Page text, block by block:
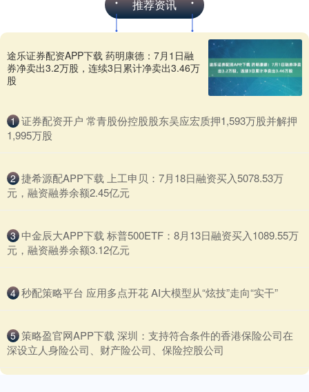
推荐资讯
途乐证券配资APP下载 药明康德：7月1日融
券净卖出3.2万股，连续3日累计净卖出3.46万
股
1 ​证券配资开户 常青股份控股股东吴应宏质押1,593万股并解押
1,995万股
2 ​捷希源配APP下载 上工申贝：7月18日融资买入5078.53万
元，融资融券余额2.45亿元
3 ​中金辰大APP下载 标普500ETF：8月13日融资买入1089.55万
元，融资融券余额3.12亿元
4 ​秒配策略平台 应用多点开花 AI大模型从“炫技”走向“实干”
5 ​策略盈官网APP下载 深圳：支持符合条件的香港保险公司在
深设立人身险公司、财产险公司、保险控股公司